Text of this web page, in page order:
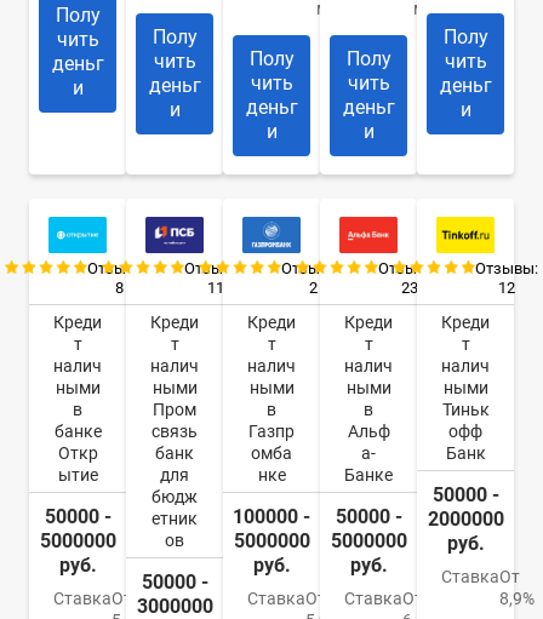
Полу
чить
деньг
и
Полу
чить
деньг
и
минут
Полу
чить
деньг
и
минут
Полу
чить
деньг
и
Полу
чить
деньг
и
Отзывы:
8
Креди
т
налич
ными
в
банке
Откр
ытие
50000 -
5000000
руб.
СтавкаОт
Отзывы:
11
Креди
т
налич
ными
Пром
связь
банк
для
бюдж
етник
ов
50000 -
3000000
Отзывы:
2
Креди
т
налич
ными
в
Газпр
омба
нке
100000 -
5000000
руб.
СтавкаОт
Отзывы:
23
Креди
т
налич
ными
в
Альф
а-
Банке
50000 -
5000000
руб.
СтавкаОт
Отзывы:
12
Креди
т
налич
ными
Тиньк
офф
Банк
50000 -
2000000
руб.
СтавкаОт
8,9%